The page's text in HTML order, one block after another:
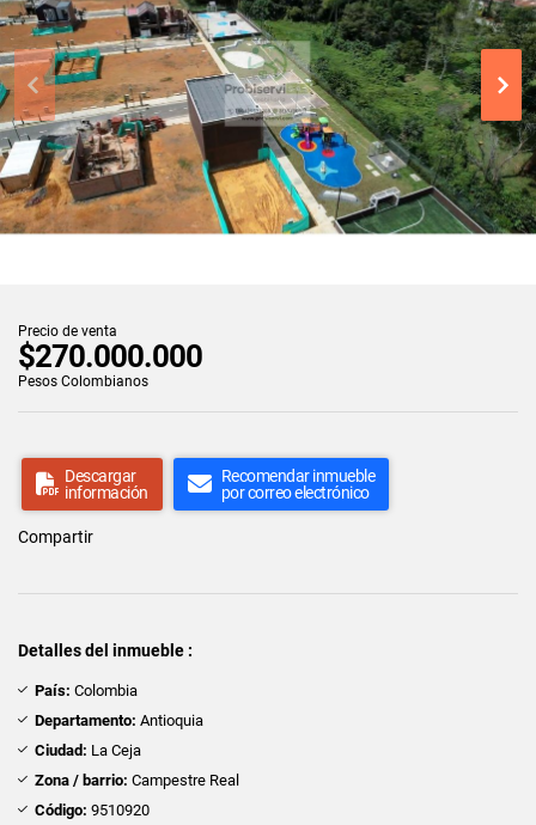
Precio de venta
$270.000.000
Pesos Colombianos
Descargar
información
Recomendar inmueble
por correo electrónico
Compartir
Detalles del inmueble :
País: Colombia
Departamento: Antioquia
Ciudad: La Ceja
Zona / barrio: Campestre Real
Código: 9510920